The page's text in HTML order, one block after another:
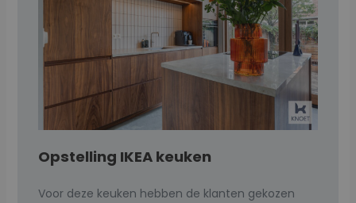
Opstelling IKEA keuken
Voor deze keuken hebben de klanten gekozen